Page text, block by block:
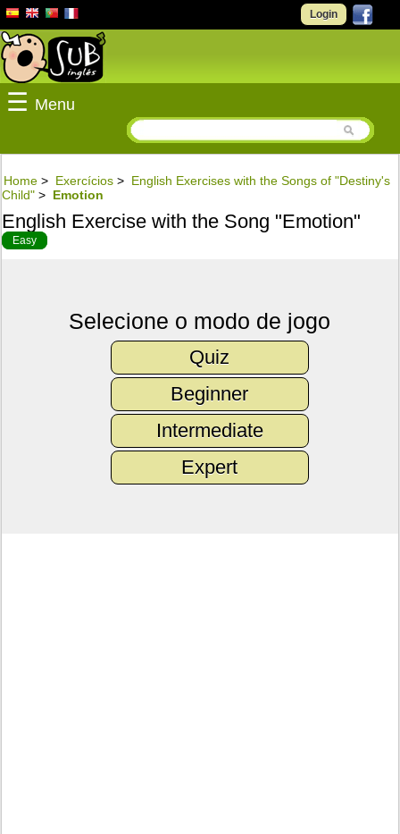
Login
☰ Menu
Home > Exercícios > English Exercises with the Songs of "Destiny's
Child" > Emotion
English Exercise with the Song "Emotion"
Easy
Selecione o modo de jogo
Quiz
Beginner
Intermediate
Expert